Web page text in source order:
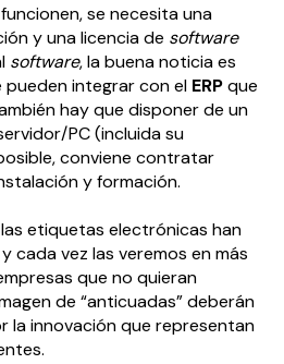
se necesita una
y una licencia de software
software, la buena noticia es
integrar con el ERPque
hay que disponer de un
PC (incluida su
conviene contratar
y formación.
etiquetas electrónicas han
cada vez las veremos en más
que no quieran
de “anticuadas” deberán
la innovación que representan